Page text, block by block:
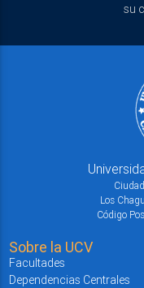
su
Los
Código
Sobre la UCV
Facultades
Dependencias Centrales